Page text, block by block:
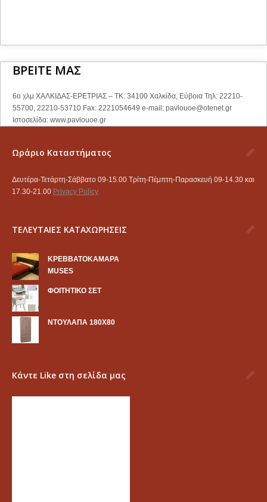
ΒΡΕΙΤΕ ΜΑΣ
6ο χλμ ΧΑΛΚΙΔΑΣ-ΕΡΕΤΡΙΑΣ – ΤΚ: 34100 Χαλκίδα, Εύβοια Τηλ: 22210-
55700, 22210-53710 Fax: 2221054649 e-mail: pavlouoe@otenet.gr
Ιστοσελίδα: www.pavlouoe.gr
Ωράριο Καταστήματος
Δευτέρα-Τετάρτη-Σάββατο 09-15.00 Τρίτη-Πέμπτη-Παρασκευή 09-14.30 και
17.30-21.00 Privacy Policy
ΤΕΛΕΥΤΑΙΕΣ ΚΑΤΑΧΩΡΗΣΕΙΣ
KΡΕΒΒΑΤΟΚΑΜΑΡΑ
MUSES
ΦΟΙΤΗΤΙΚΟ ΣΕΤ
ΝΤΟΥΛΑΠΑ 180Χ80
Κάντε Like στη σελίδα μας